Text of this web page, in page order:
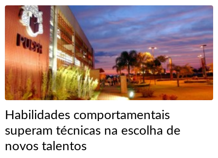
Habilidades comportamentais
superam técnicas na escolha de
novos talentos